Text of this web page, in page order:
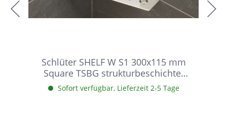
Schlüter SHELF W S1 300x115 mm
Square TSBG strukturbeschichtet
Beigegrau Duschablage
Sofort verfügbar, Lieferzeit 2-5 Tage